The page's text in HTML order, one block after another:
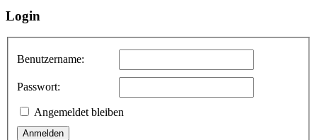
Login
Benutzername:
Passwort:
Angemeldet bleiben
Anmelden